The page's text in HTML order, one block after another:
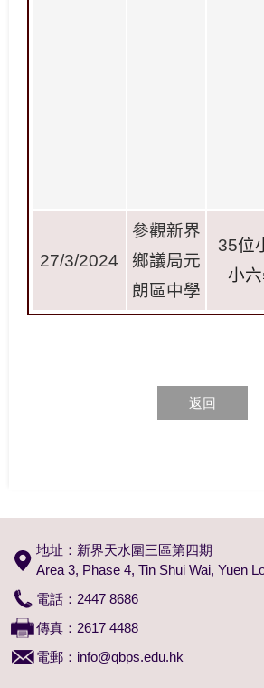
27/3/2024
參觀新界
鄉議局元
朗區中學
35位
小
返回
地址：新界天水圍三區第四期
Area 3, Phase 4, Tin Shui Wai, Yuen
電話：2447 8686
傳真：2617 4488
電郵： info@qbps.edu.hk